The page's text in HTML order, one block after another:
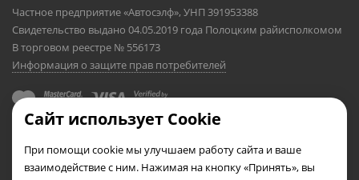
Частное предприятие «Автосэлф», УНП 391953388
Свидетельство выдано 04.05.2019 года Полоцким райисполкомом
В торговом реестре № 556173
Информация о защите прав потребителей
Сайт использует Cookie
При помощи cookie мы улучшаем работу сайта и ваше
взаимодействие с ним. Нажимая на кнопку «Принять», вы